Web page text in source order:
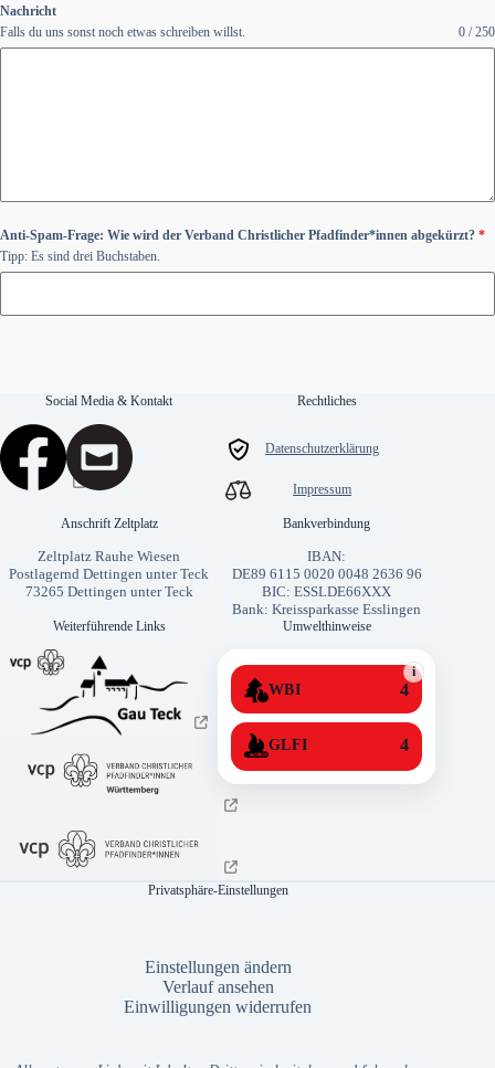
Nachricht
Falls du uns sonst noch etwas schreiben willst.
0 / 250
Anti-Spam-Frage: Wie wird der Verband Christlicher Pfadfinder*innen abgekürzt? *
Tipp: Es sind drei Buchstaben.
Social Media & Kontakt Rechtliches
Datenschutzerklärung
Impressum
Anschrift Zeltplatz
Zeltplatz Rauhe Wiesen
Postlagernd Dettingen unter Teck
73265 Dettingen unter Teck
Bankverbindung
IBAN:
DE89 6115 0020 0048 2636 96
BIC: ESSLDE66XXX
Bank: Kreissparkasse Esslingen
Weiterführende Links Umwelthinweise
i
WBI 4
GLFI 4
Privatsphäre-Einstellungen
Einstellungen ändern
Verlauf ansehen
Einwilligungen widerrufen